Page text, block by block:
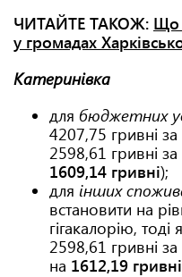
ЧИТАЙТЕ ТАКОЖ: Що
у громадах
Катеринівка
для бюджетних
4207,75 гривні
2598,61 гривні
1609,14 гривні);
для інших
встановити на
гігакалорію, тоді
2598,61 гривні
на 1612,19 гривні